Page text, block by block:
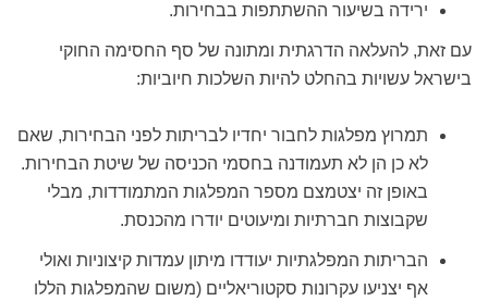
ירידה בשיעור ההשתתפות בבחירות.
עם זאת, להעלאה הדרגתית ומתונה של סף החסימה החוקי
בישראל עשויות בהחלט להיות השלכות חיוביות:
תמרוץ מפלגות לחבור יחדיו לבריתות לפני הבחירות, שאם
לא כן הן לא תעמודנה בחסמי הכניסה של שיטת הבחירות.
באופן זה יצטמצם מספר המפלגות המתמודדות, מבלי
שקבוצות חברתיות ומיעוטים יודרו מהכנסת.
הבריתות המפלגתיות יעודדו מיתון עמדות קיצוניות ואולי
אף יצניעו עקרונות סקטוריאליים (משום שהמפלגות הללו